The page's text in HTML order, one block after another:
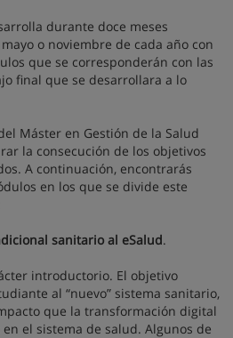
durante doce meses
o noviembre de cada año con
que se corresponderán con las
final que se desarrollara a lo
Máster en Gestión de la Salud
la consecución de los objetivos
A continuación, encontrarás
en los que se divide este
sanitario al eSalud.
introductorio. El objetivo
al “nuevo” sistema sanitario,
que la transformación digital
el sistema de salud. Algunos de